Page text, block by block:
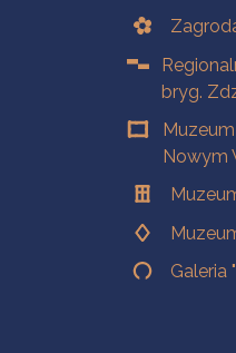
bryg.
Nowym
Galeria